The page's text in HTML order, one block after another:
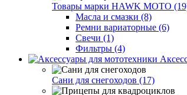
Товары марки HAWK MOTO
Масла и смазки (8)
Ремни вариаторные (6)
Свечи (1)
Фильтры (4)
Сани для снегоходов (17)